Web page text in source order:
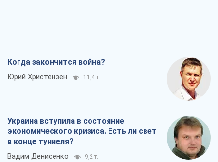
Когда закончится война?
Юрий Христензен 11,4 т.
Украина вступила в состояние
экономического кризиса. Есть ли свет
в конце туннеля?
Вадим Денисенко 9,2 т.